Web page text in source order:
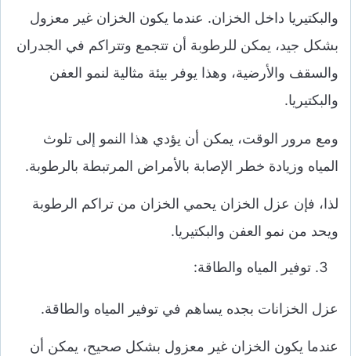
والبكتيريا داخل الخزان. عندما يكون الخزان غير معزول
بشكل جيد، يمكن للرطوبة أن تتجمع وتتراكم في الجدران
والسقف والأرضية، وهذا يوفر بيئة مثالية لنمو العفن
والبكتيريا.
ومع مرور الوقت، يمكن أن يؤدي هذا النمو إلى تلوث
المياه وزيادة خطر الإصابة بالأمراض المرتبطة بالرطوبة.
لذا، فإن عزل الخزان يحمي الخزان من تراكم الرطوبة
ويحد من نمو العفن والبكتيريا.
توفير المياه والطاقة:
عزل الخزانات بجده يساهم في توفير المياه والطاقة.
عندما يكون الخزان غير معزول بشكل صحيح، يمكن أن